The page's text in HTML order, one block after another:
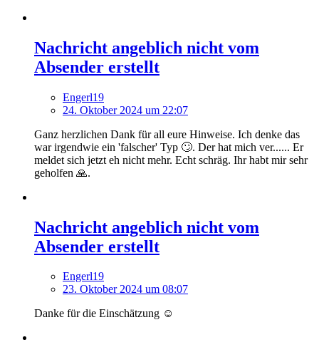
Nachricht angeblich nicht vom
Absender erstellt
Engerl19
24. Oktober 2024 um 22:07
Ganz herzlichen Dank für all eure Hinweise. Ich denke das
war irgendwie ein 'falscher' Typ 🙄. Der hat mich ver...... Er
meldet sich jetzt eh nicht mehr. Echt schräg. Ihr habt mir sehr
geholfen 🙏.
Nachricht angeblich nicht vom
Absender erstellt
Engerl19
23. Oktober 2024 um 08:07
Danke für die Einschätzung ☺️